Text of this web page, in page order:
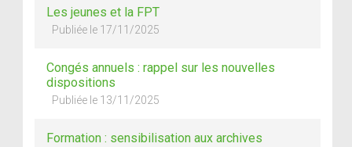
Les jeunes et la FPT
Publiée le 17/11/2025
Congés annuels : rappel sur les nouvelles
dispositions
Publiée le 13/11/2025
Formation : sensibilisation aux archives